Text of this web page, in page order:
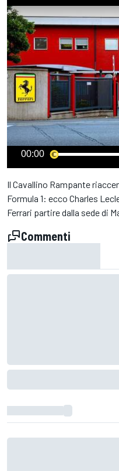
00:00
Il Cavallino Rampante
Formula 1: ecco Charles
Ferrari partire dalla sede di
Commenti